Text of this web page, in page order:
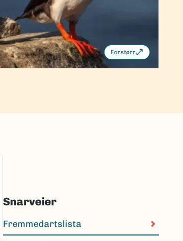
Forstørr
Snarveier
Fremmedartslista